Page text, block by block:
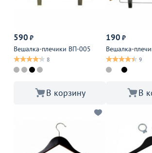
590 ₽
Вешалка-плечики ВП-005
8
В корзину
190 ₽
Вешалка-
9
В